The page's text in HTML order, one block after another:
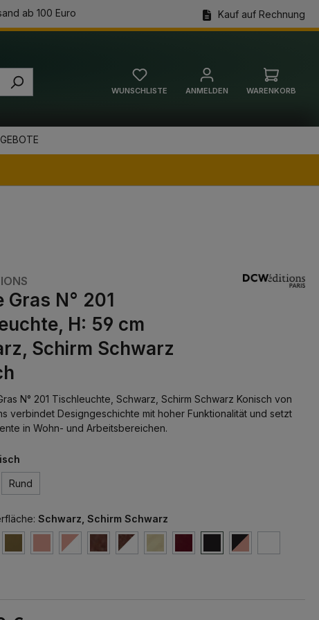
ab 100 Euro Kauf auf Rechnung
WUNSCHLISTE ANMELDEN WARENKORB
Gras N° 201
H: 59 cm
Schirm Schwarz
N° 201 Tischleuchte, Schwarz, Schirm Schwarz Konisch von
verbindet Designgeschichte mit hoher Funktionalität und setzt
in Wohn- und Arbeitsbereichen.
Rund
Schwarz, Schirm Schwarz